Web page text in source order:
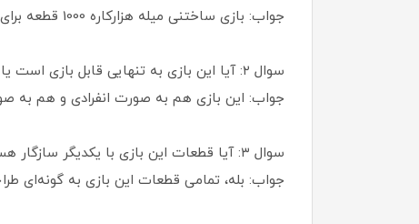
جواب: بازی ساختنی میله هزارکاره 1000 قطعه برای کودکان بالای 5 سال مناسب است و می‌تواند در گروه‌های سنی مختلف مورد استفاده قرار گیرد.
سوال ۲: آیا این بازی به تنهایی قابل بازی است یا نیاز به همراه دارد؟
جواب: این بازی هم به صورت انفرادی و هم به
سوال ۳: آیا قطعات این بازی با یکدیگر سازگار هستند؟
جواب: بله، تمامی قطعات این بازی به گونه‌ای